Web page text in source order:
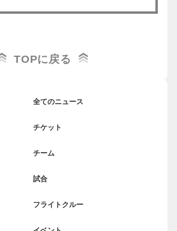
TOPに戻る
全てのニュース
チケット
チーム
試合
フライトクルー